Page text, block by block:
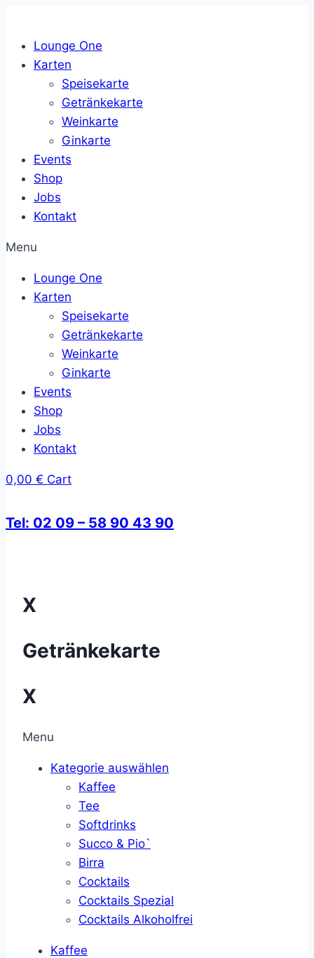
springenLounge One
Karten
Speisekarte
Getränkekarte
Weinkarte
Ginkarte
Events
Shop
Jobs
Kontakt
Menu
Lounge One
Karten
Speisekarte
Getränkekarte
Weinkarte
Ginkarte
Events
Shop
Jobs
Kontakt
0,00 € Cart
Tel: 02 09 – 58 90 43 90
X
Getränkekarte
X
Menu
Kategorie auswählen
Kaffee
Tee
Softdrinks
Succo & Pio`
Birra
Cocktails
Cocktails Spezial
Cocktails Alkoholfrei
Kaffee